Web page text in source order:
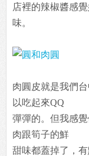
店裡的辣椒醬感
味。
肉圓皮就是我們
以吃起來QQ
彈彈的。但我感
肉跟筍子的鮮
甜味都蓋掉了，有